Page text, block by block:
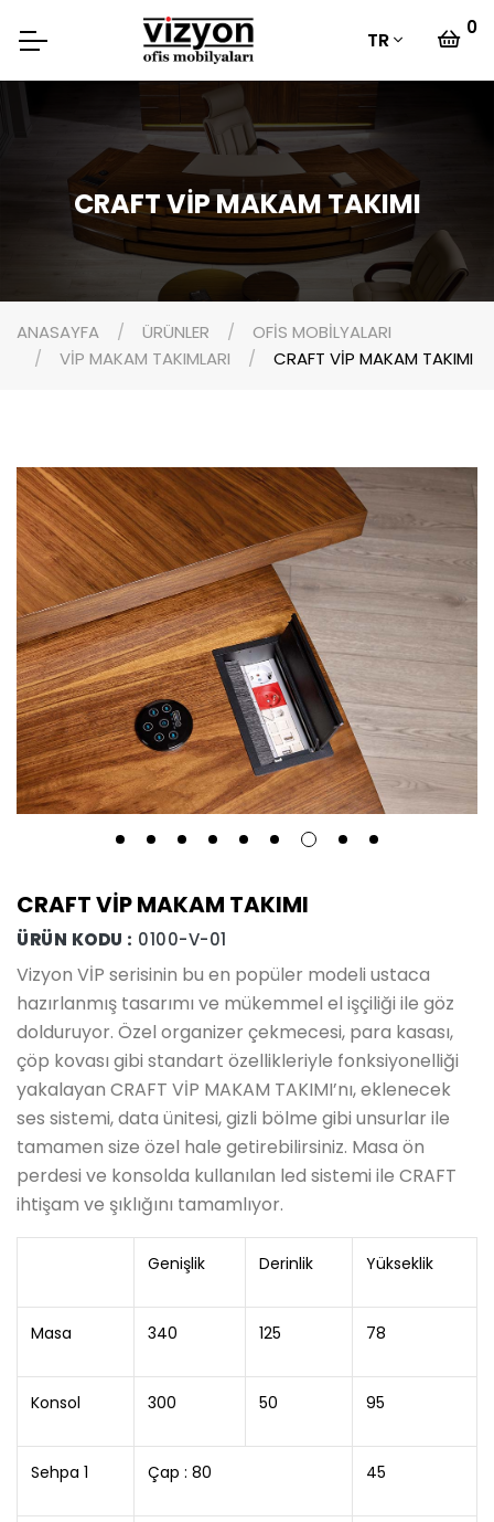
TR
0
CRAFT VİP MAKAM TAKIMI
ANASAYFA ÜRÜNLER
OFİS MOBİLYALARI
VİP MAKAM TAKIMLARI
CRAFT VİP MAKAM TAKIMI
CRAFT VİP MAKAM TAKIMI
ÜRÜN KODU : 0100-V-01
Vizyon VİP serisinin bu en popüler modeli ustaca
hazırlanmış tasarımı ve mükemmel el işçiliği ile göz
dolduruyor. Özel organizer çekmecesi, para kasası,
çöp kovası gibi standart özellikleriyle fonksiyonelliği
yakalayan CRAFT VİP MAKAM TAKIMI’nı, eklenecek
ses sistemi, data ünitesi, gizli bölme gibi unsurlar ile
tamamen size özel hale getirebilirsiniz. Masa ön
perdesi ve konsolda kullanılan led sistemi ile CRAFT
ihtişam ve şıklığını tamamlıyor.
Genişlik Derinlik Yükseklik
Masa 340 125 78
Konsol 300 50 95
Sehpa 1 Çap : 80 45